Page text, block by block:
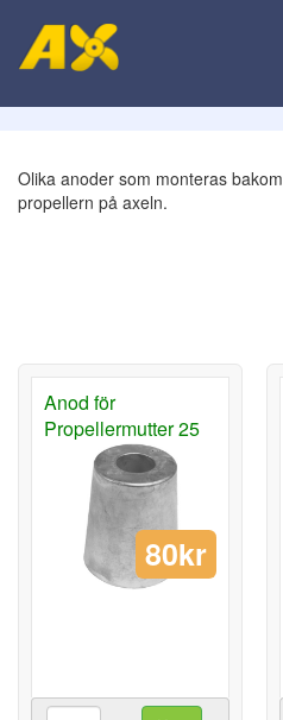
Olika anoder som monteras bakom
propellern på axeln.
Anod för
Propellermutter 25
80kr